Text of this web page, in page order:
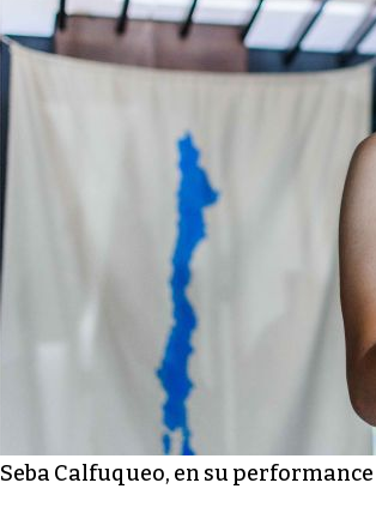
Seba Calfuqueo, en su performance